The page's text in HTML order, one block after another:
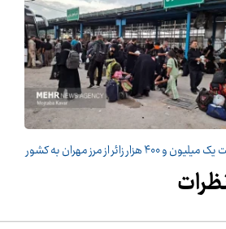
و ۴۰۰ هزار زائر از مرز مهران به کشور